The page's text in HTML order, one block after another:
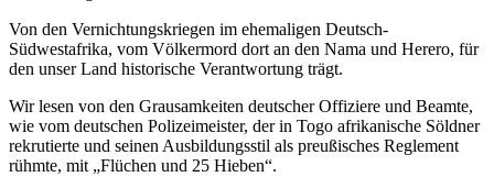
Von den Vernichtungskriegen im ehemaligen Deutsch-
Südwestafrika, vom Völkermord dort an den Nama und Herero, für
den unser Land historische Verantwortung trägt.
Wir lesen von den Grausamkeiten deutscher Offiziere und Beamte,
wie vom deutschen Polizeimeister, der in Togo afrikanische Söldner
rekrutierte und seinen Ausbildungsstil als preußisches Reglement
rühmte, mit „Flüchen und 25 Hieben“.